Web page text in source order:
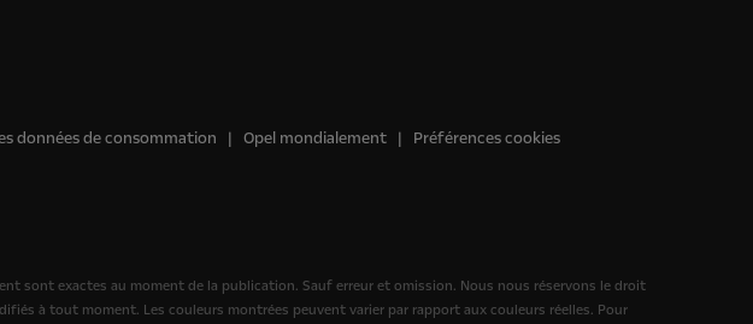
données de consommation Opel mondialement Préférences cookies
sont exactes au moment de la publication. Sauf erreur et omission. Nous nous réservons le droit
à tout moment. Les couleurs montrées peuvent varier par rapport aux couleurs réelles. Pour